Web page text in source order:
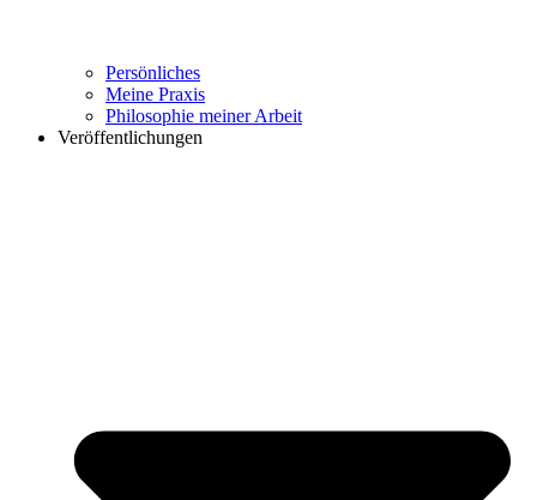
Persönliches
Meine Praxis
Philosophie meiner Arbeit
Veröffentlichungen